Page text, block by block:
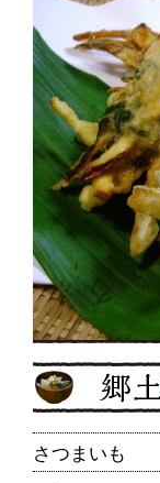
さつまいも